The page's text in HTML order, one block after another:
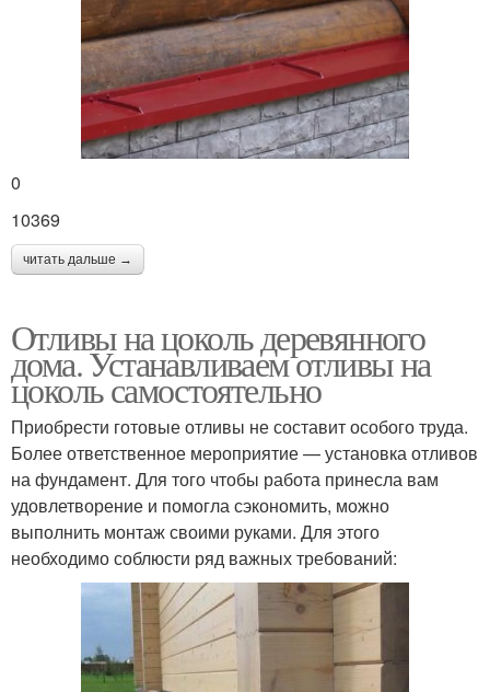
0
10369
читать дальше →
Отливы на цоколь деревянного
дома. Устанавливаем отливы на
цоколь самостоятельно
Приобрести готовые отливы не составит особого труда.
Более ответственное мероприятие — установка отливов
на фундамент. Для того чтобы работа принесла вам
удовлетворение и помогла сэкономить, можно
выполнить монтаж своими руками. Для этого
необходимо соблюсти ряд важных требований: